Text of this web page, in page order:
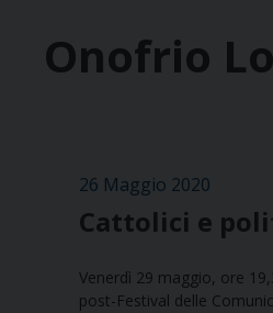
Onofrio
26 Maggio 2020
Cattolici e
Venerdì 29 maggio, ore
post-Festival delle